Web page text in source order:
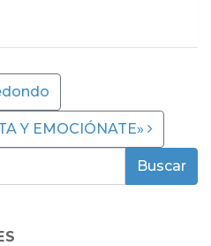
Y EMOCIÓNATE»